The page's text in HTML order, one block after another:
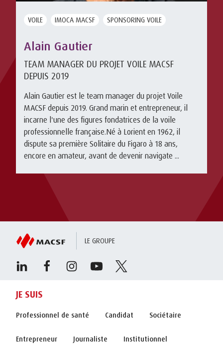
VOILE IMOCA MACSF SPONSORING VOILE
Alain Gautier
TEAM MANAGER DU PROJET VOILE MACSF
DEPUIS 2019
Alain Gautier est le team manager du projet Voile
MACSF depuis 2019. Grand marin et entrepreneur, il
incarne l'une des figures fondatrices de la voile
professionnelle française.Né à Lorient en 1962, il
dispute sa première Solitaire du Figaro à 18 ans,
encore en amateur, avant de devenir navigate ...
LE GROUPE
JE SUIS
Professionnel de santé Candidat Sociétaire
Entrepreneur Journaliste Institutionnel